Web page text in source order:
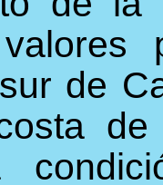
de
de